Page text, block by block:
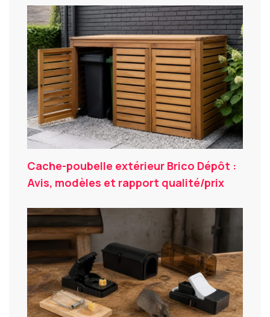
Cache-poubelle extérieur Brico Dépôt :
Avis, modèles et rapport qualité/prix